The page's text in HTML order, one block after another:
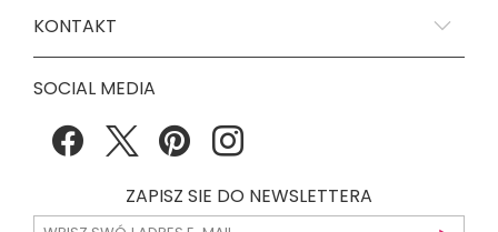
KONTAKT
SOCIAL MEDIA
ZAPISZ SIE DO NEWSLETTERA